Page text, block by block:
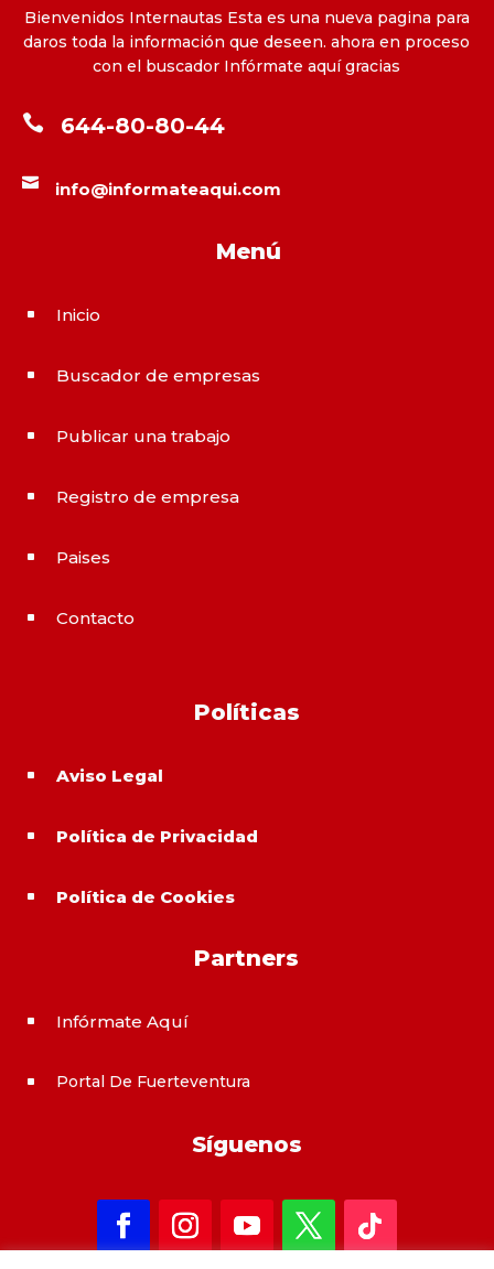
Bienvenidos Internautas Esta es una nueva pagina para
daros toda la información que deseen. ahora en proceso
con el buscador Infórmate aquí gracias
 644-80-80-44
 info@informateaqui.com
Menú
^ Inicio
^ Buscador de empresas
^ Publicar una trabajo
^ Registro de empresa
^ Paises
^ Contacto
Políticas
^ Aviso Legal
^ Política de Privacidad
^ Política de Cookies
Partners
^ Infórmate Aquí
^ Portal De Fuerteventura
Síguenos